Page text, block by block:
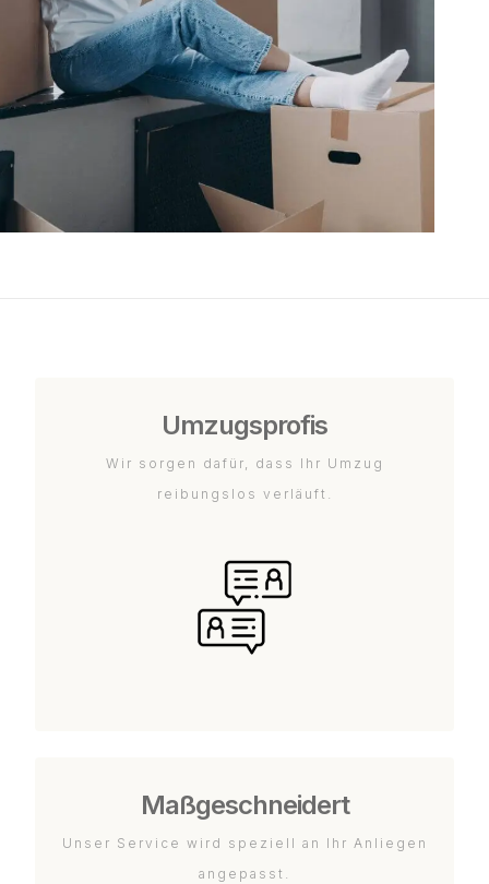
Umzugsprofis
Wir sorgen dafür, dass Ihr Umzug
reibungslos verläuft.
Maßgeschneidert
Unser Service wird speziell an Ihr Anliegen
angepasst.